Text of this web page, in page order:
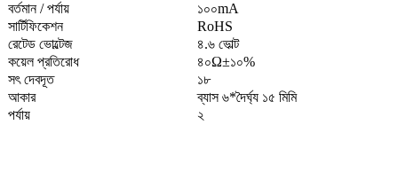
বর্তমান / পর্যায়
১০০mA
সার্টিফিকেশন
RoHS
রেটেড ভোল্টেজ
৪.৬ ভোল্ট
কয়েল প্রতিরোধ
৪০Ω±১০%
সৎ দেবদূত
১৮
আকার
ব্যাস ৬*দৈর্ঘ্য ১৫ মিমি
পর্যায়
২